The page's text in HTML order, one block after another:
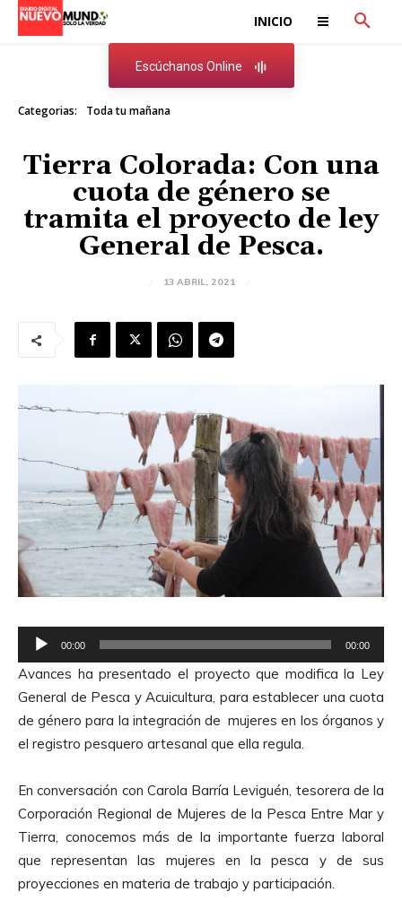
INICIO
Escúchanos Online
Categorias: Toda tu mañana
Tierra Colorada: Con una
cuota de género se
tramita el proyecto de ley
General de Pesca.
13 ABRIL, 2021
e
p
r
o
d
c
t
o
r
d
00:00 00:00
Avances ha presentado el proyecto que modifica la Ley
General de Pesca y Acuicultura, para establecer una cuota
de género para la integración de mujeres en los órganos y
el registro pesquero artesanal que ella regula.
En conversación con Carola Barría Leviguén, tesorera de la
Corporación Regional de Mujeres de la Pesca Entre Mar y
Tierra, conocemos más de la importante fuerza laboral
que representan las mujeres en la pesca y de sus
proyecciones en materia de trabajo y participación.